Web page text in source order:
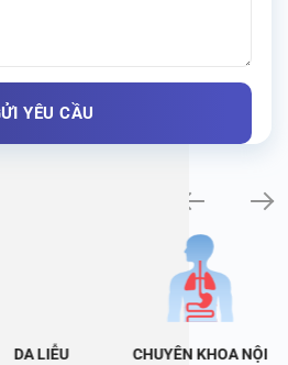
DA LIỄU CHUYÊN KHOA NỘI